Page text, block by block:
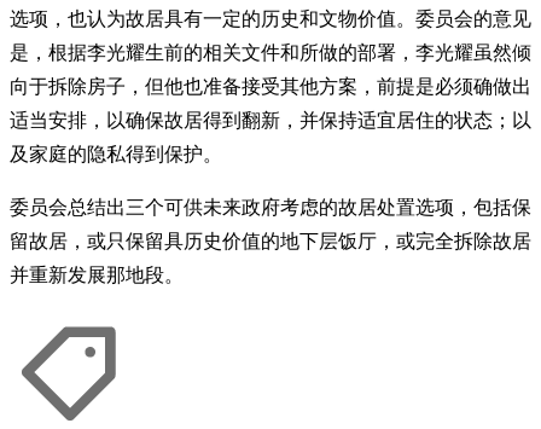
选项，也认为故居具有一定的历史和文物价值。委员会的意见
是，根据李光耀生前的相关文件和所做的部署，李光耀虽然倾
向于拆除房子，但他也准备接受其他方案，前提是必须确做出
适当安排，以确保故居得到翻新，并保持适宜居住的状态；以
及家庭的隐私得到保护。
委员会总结出三个可供未来政府考虑的故居处置选项，包括保
留故居，或只保留具历史价值的地下层饭厅，或完全拆除故居
并重新发展那地段。